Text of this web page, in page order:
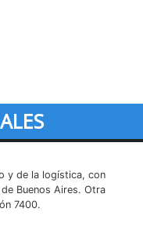
y de la logística, con
Buenos Aires. Otra
7400.